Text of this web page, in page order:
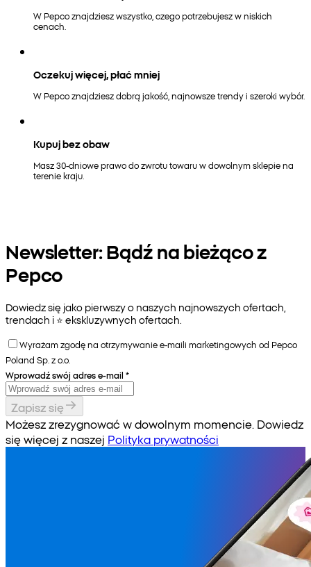
W Pepco znajdziesz wszystko, czego potrzebujesz w niskich
cenach.
Oczekuj więcej, płać mniej
W Pepco znajdziesz dobrą jakość, najnowsze trendy i szeroki wybór.
Kupuj bez obaw
Masz 30-dniowe prawo do zwrotu towaru w dowolnym sklepie na
terenie kraju.
Newsletter: Bądź na bieżąco z
Pepco
Dowiedz się jako pierwszy o naszych najnowszych ofertach,
trendach i ⭐️ ekskluzywnych ofertach.
Wyrażam zgodę na otrzymywanie e-maili marketingowych od Pepco
Poland Sp. z o.o.
Wprowadź swój adres e-mail *
Zapisz się
Możesz zrezygnować w dowolnym momencie. Dowiedz
się więcej z naszej Polityka prywatności